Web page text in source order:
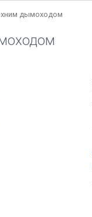
дымоходом